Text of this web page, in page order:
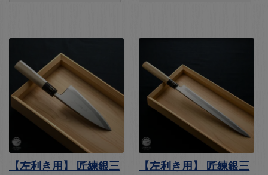
【左利き用】 匠練銀三 【左利き用】 匠練銀三